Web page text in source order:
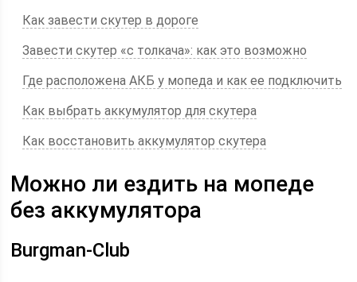
Как завести скутер в дороге
Завести скутер «с толкача»: как это возможно
Где расположена АКБ у мопеда и как ее подключить
Как выбрать аккумулятор для скутера
Как восстановить аккумулятор скутера
Можно ли ездить на мопеде
без аккумулятора
Burgman-Club